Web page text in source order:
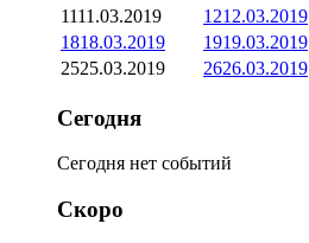
1111.03.2019 1212.03.2019
1818.03.2019 1919.03.2019
2525.03.2019 2626.03.2019
Сегодня
Сегодня нет событий
Скоро